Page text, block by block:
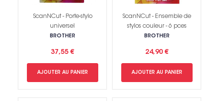
ScanNCut - Porte-stylo
universel
BROTHER
37,55 €
AJOUTER AU PANIER
ScanNCut - Ensemble de
stylos couleur - 6 pces
BROTHER
24,90 €
AJOUTER AU PANIER